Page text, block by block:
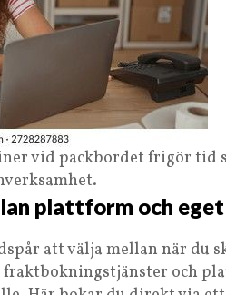
vid packbordet frigör tid
plattform och
att välja mellan när du
och